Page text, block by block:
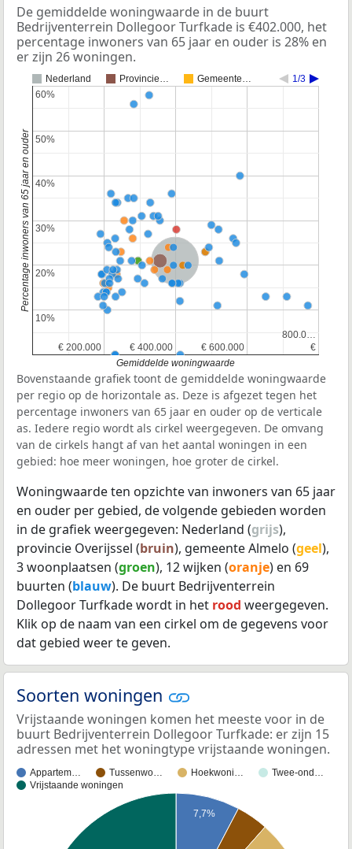
De gemiddelde woningwaarde in de buurt
Bedrijventerrein Dollegoor Turfkade is €402.000, het
percentage inwoners van 65 jaar en ouder is 28% en
er zijn 26 woningen.
Nederland Provincie… Gemeente… 1/3
Nederland
€ 200.000
€ 200.000 € 400.000
€ 400.000 € 600.000
€ 600.000 €
€
800.0…
800.0…
10%
10%
20%
20%
30%
30%
40%
40%
50%
50%
60%
60%
Gemiddelde woningwaarde
Percentage inwoners van 65 jaar en ouder
Bovenstaande grafiek toont de gemiddelde woningwaarde
per regio op de horizontale as. Deze is afgezet tegen het
percentage inwoners van 65 jaar en ouder op de verticale
as. Iedere regio wordt als cirkel weergegeven. De omvang
van de cirkels hangt af van het aantal woningen in een
gebied: hoe meer woningen, hoe groter de cirkel.
Woningwaarde ten opzichte van inwoners van 65 jaar
en ouder per gebied, de volgende gebieden worden
in de grafiek weergegeven: Nederland (grijs),
provincie Overijssel (bruin), gemeente Almelo (geel),
3 woonplaatsen (groen), 12 wijken (oranje) en 69
buurten (blauw). De buurt Bedrijventerrein
Dollegoor Turfkade wordt in het rood weergegeven.
Klik op de naam van een cirkel om de gegevens voor
dat gebied weer te geven.
Soorten woningen
Vrijstaande woningen komen het meeste voor in de
buurt Bedrijventerrein Dollegoor Turfkade: er zijn 15
adressen met het woningtype vrijstaande woningen.
Appartem… Tussenwo… Hoekwoni…
Twee-ond…
Vrijstaande woningen
7,7%